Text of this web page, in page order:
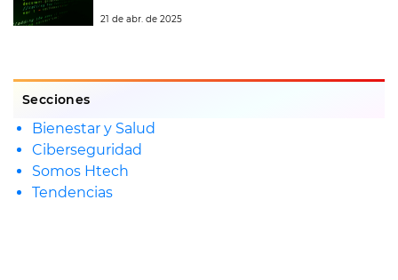
21 de abr. de 2025
Secciones
Bienestar y Salud
Ciberseguridad
Somos Htech
Tendencias